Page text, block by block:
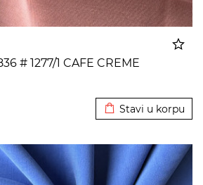
# 1277/1 CAFE CREME
Stavi u korpu